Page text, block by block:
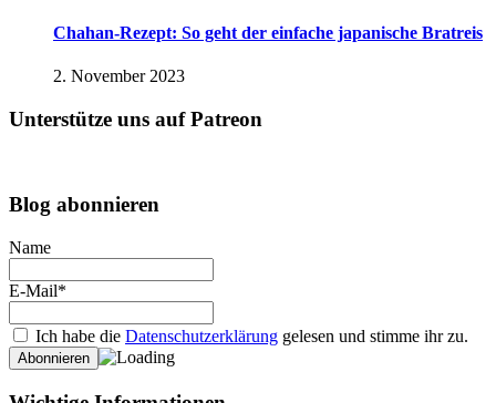
Chahan-Rezept: So geht der einfache japanische Bratreis
2. November 2023
Unterstütze uns auf Patreon
Blog abonnieren
Name
E-Mail*
Ich habe die Datenschutzerklärung gelesen und stimme ihr zu.